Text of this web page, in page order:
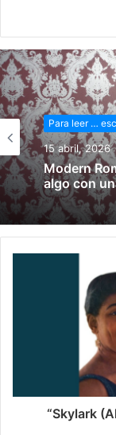
Para leer …
15 abril, 2026
Modern
algo con
Para leer …
15 marzo,
“Skylark